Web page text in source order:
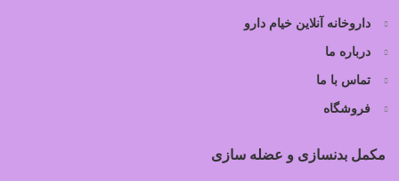
داروخانه آنلاین خیام دارو
درباره ما
تماس با ما
فروشگاه
مکمل بدنسازی و عضله سازی